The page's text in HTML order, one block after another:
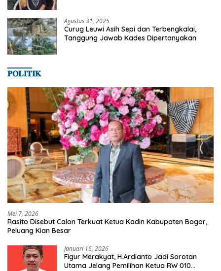
Agustus 31, 2025
Curug Leuwi Asih Sepi dan Terbengkalai,
Tanggung Jawab Kades Dipertanyakan
𝐏𝐎𝐋𝐈𝐓𝐈𝐊
Mei 7, 2026
Rasito Disebut Calon Terkuat Ketua Kadin Kabupaten Bogor,
Peluang Kian Besar
Januari 16, 2026
Figur Merakyat, H.Ardianto Jadi Sorotan
Utama Jelang Pemilihan Ketua RW 010